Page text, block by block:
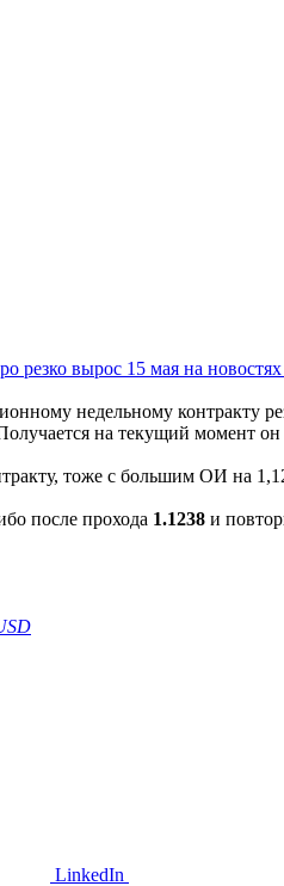
резко вырос 15 мая на
недельному контракту
на текущий момент
тоже с большим ОИ на
после прохода 1.1238 и
LinkedIn